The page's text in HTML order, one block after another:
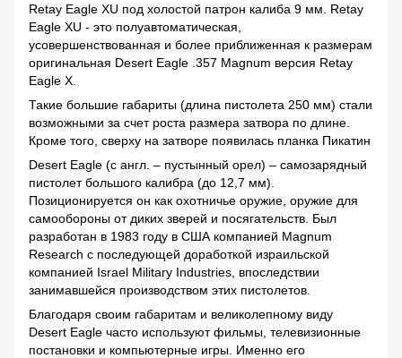
Retay Eagle XU под холостой патрон калиба 9 мм. Retay
Eagle XU - это полуавтоматическая,
усовершенствованная и более приближенная к размерам
оригинальная Desert Eagle .357 Magnum версия Retay
Eagle X.
Такие большие габариты (длина пистолета 250 мм) стали
возможными за счет роста размера затвора по длине.
Кроме того, сверху на затворе появилась планка Пикатин
Desert Eagle (с англ. – пустынный орел) – самозарядный
пистолет большого калибра (до 12,7 мм).
Позиционируется он как охотничье оружие, оружие для
самообороны от диких зверей и посягательств. Был
разработан в 1983 году в США компанией Magnum
Research с последующей доработкой израильской
компанией Israel Military Industries, впоследствии
занимавшейся производством этих пистолетов.
Благодаря своим габаритам и великолепному виду
Desert Eagle часто используют фильмы, телевизионные
постановки и компьютерные игры. Именно его